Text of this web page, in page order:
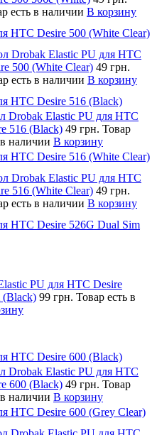
есть в наличии В корзину
HTC Desire 500 (White Clear)
Drobak Elastic PU для HTC
500 (White Clear) 49 грн.
есть в наличии В корзину
HTC Desire 516 (Black)
Drobak Elastic PU для HTC
516 (Black) 49 грн. Товар
в наличии В корзину
HTC Desire 516 (White Clear)
Drobak Elastic PU для HTC
516 (White Clear) 49 грн.
есть в наличии В корзину
HTC Desire 526G Dual Sim
PU для HTC Desire
(Black) 99 грн. Товар есть в
HTC Desire 600 (Black)
Drobak Elastic PU для HTC
600 (Black) 49 грн. Товар
в наличии В корзину
HTC Desire 600 (Grey Clear)